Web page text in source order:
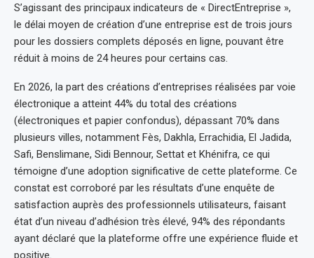
S’agissant des principaux indicateurs de « DirectEntreprise »,
le délai moyen de création d’une entreprise est de trois jours
pour les dossiers complets déposés en ligne, pouvant être
réduit à moins de 24 heures pour certains cas.
En 2026, la part des créations d’entreprises réalisées par voie
électronique a atteint 44% du total des créations
(électroniques et papier confondus), dépassant 70% dans
plusieurs villes, notamment Fès, Dakhla, Errachidia, El Jadida,
Safi, Benslimane, Sidi Bennour, Settat et Khénifra, ce qui
témoigne d’une adoption significative de cette plateforme. Ce
constat est corroboré par les résultats d’une enquête de
satisfaction auprès des professionnels utilisateurs, faisant
état d’un niveau d’adhésion très élevé, 94% des répondants
ayant déclaré que la plateforme offre une expérience fluide et
positive.